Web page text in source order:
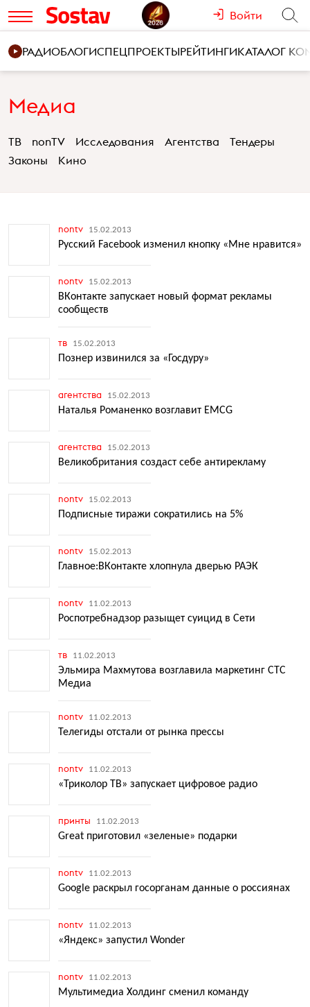
Войти
РАДИОБЛОГИСПЕЦПРОЕКТЫРЕЙТИНГИКАТАЛОГ
Медиа
ТВ nonTV Исследования Агентства
Тендеры
Законы
Кино
nontv 15.02.2013
Русский Facebook изменил кнопку «Мне нравится»
nontv 15.02.2013
ВКонтакте запускает новый формат рекламы
сообществ
тв 15.02.2013
Познер извинился за «Госдуру»
агентства 15.02.2013
Наталья Романенко возглавит EMCG
агентства 15.02.2013
Великобритания создаст себе антирекламу
nontv 15.02.2013
Подписные тиражи сократились на 5%
nontv 15.02.2013
Главное:ВКонтакте хлопнула дверью РАЭК
nontv 11.02.2013
Роспотребнадзор разыщет суицид в Сети
тв 11.02.2013
Эльмира Махмутова возглавила маркетинг СТС
Медиа
nontv 11.02.2013
Телегиды отстали от рынка прессы
nontv 11.02.2013
«Триколор ТВ» запускает цифровое радио
принты 11.02.2013
Great приготовил «зеленые» подарки
nontv 11.02.2013
Google раскрыл госорганам данные о россиянах
nontv 11.02.2013
«Яндекс» запустил Wonder
nontv 11.02.2013
Мультимедиа Холдинг сменил команду